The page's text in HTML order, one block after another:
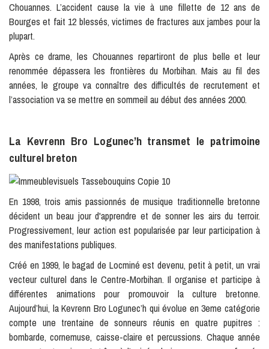
Chouannes. L’accident cause la vie à une fillette de 12 ans de
Bourges et fait 12 blessés, victimes de fractures aux jambes pour la
plupart.
Après ce drame, les Chouannes repartiront de plus belle et leur
renommée dépassera les frontières du Morbihan. Mais au fil des
années, le groupe va connaître des difficultés de recrutement et
l’association va se mettre en sommeil au début des années 2000.
La Kevrenn Bro Logunec’h transmet le patrimoine
culturel breton
En 1998, trois amis passionnés de musique traditionnelle bretonne
décident un beau jour d'apprendre et de sonner les airs du terroir.
Progressivement, leur action est popularisée par leur participation à
des manifestations publiques.
Créé en 1999, le bagad de Locminé est devenu, petit à petit, un vrai
vecteur culturel dans le Centre-Morbihan. Il organise et participe à
différentes animations pour promouvoir la culture bretonne.
Aujourd’hui, la Kevrenn Bro Logunec’h qui évolue en 3eme catégorie
compte une trentaine de sonneurs réunis en quatre pupitres :
bombarde, cornemuse, caisse-claire et percussions. Chaque année